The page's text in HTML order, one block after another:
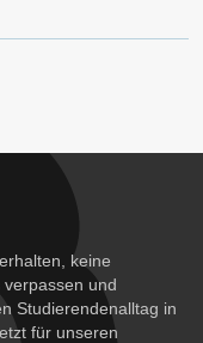
keine
und
Studierendenalltag in
für unseren